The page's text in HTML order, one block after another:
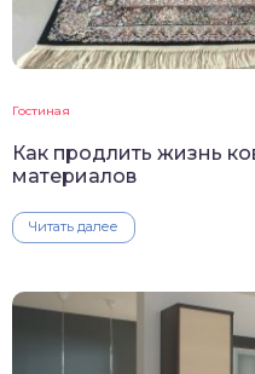
Гостиная
Как продлить жизнь
материалов
Читать далее